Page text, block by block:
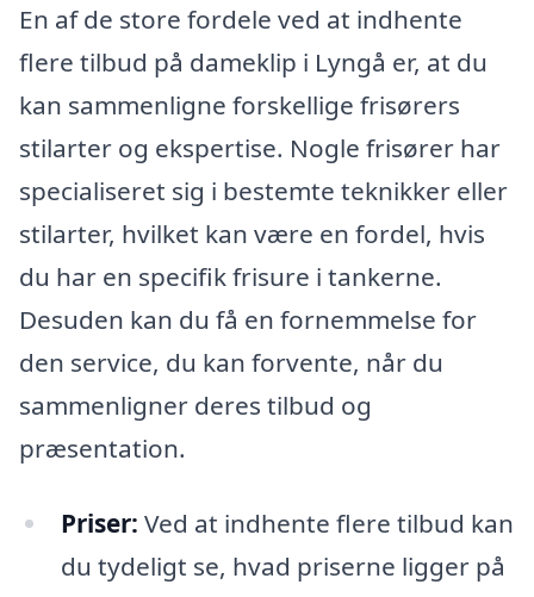
En af de store fordele ved at indhente
flere tilbud på dameklip i Lyngå er, at du
kan sammenligne forskellige frisørers
stilarter og ekspertise. Nogle frisører har
specialiseret sig i bestemte teknikker eller
stilarter, hvilket kan være en fordel, hvis
du har en specifik frisure i tankerne.
Desuden kan du få en fornemmelse for
den service, du kan forvente, når du
sammenligner deres tilbud og
præsentation.
Priser: Ved at indhente flere tilbud kan
du tydeligt se, hvad priserne ligger på